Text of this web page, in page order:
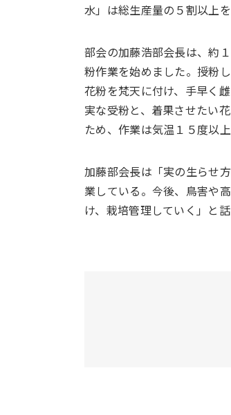
水」は総生産量の５割以上を
部会の加藤浩部会長は、約
粉作業を始めました。授粉
花粉を梵天に付け、手早く
実な受粉と、着果させたい
ため、作業は気温１５度以
加藤部会長は「実の生らせ
業している。今後、鳥害や
け、栽培管理していく」と話